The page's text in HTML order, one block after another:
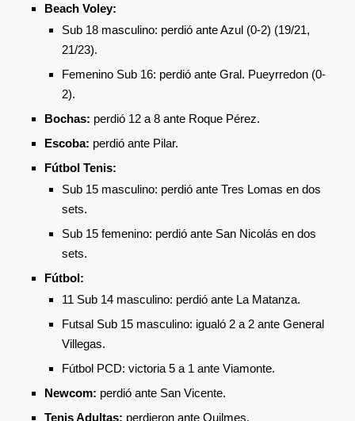
Beach Voley:
Sub 18 masculino: perdió ante Azul (0-2) (19/21,
21/23).
Femenino Sub 16: perdió ante Gral. Pueyrredon (0-
2).
Bochas: perdió 12 a 8 ante Roque Pérez.
Escoba: perdió ante Pilar.
Fútbol Tenis:
Sub 15 masculino: perdió ante Tres Lomas en dos
sets.
Sub 15 femenino: perdió ante San Nicolás en dos
sets.
Fútbol:
11 Sub 14 masculino: perdió ante La Matanza.
Futsal Sub 15 masculino: igualó 2 a 2 ante General
Villegas.
Fútbol PCD: victoria 5 a 1 ante Viamonte.
Newcom: perdió ante San Vicente.
Tenis Adultas: perdieron ante Quilmes.